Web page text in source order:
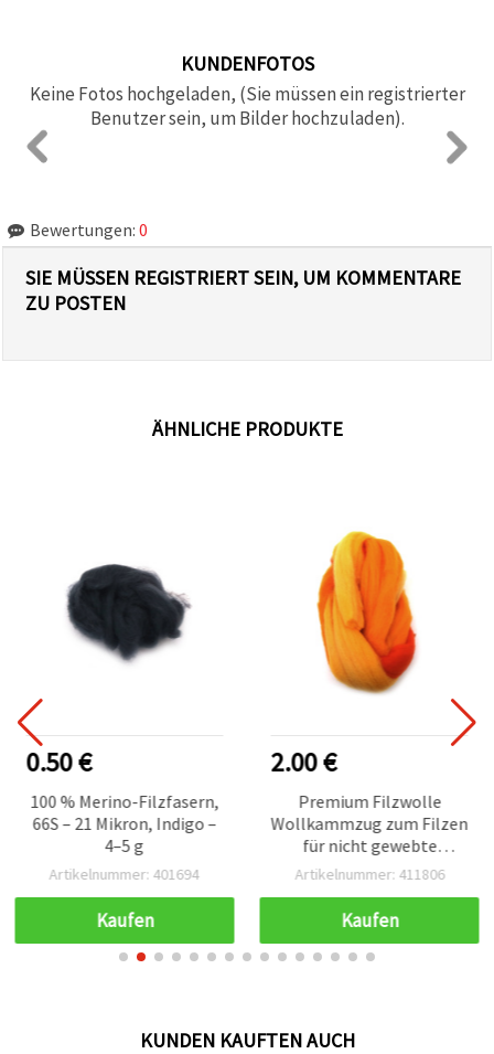
KUNDENFOTOS
Keine Fotos hochgeladen, (Sie müssen ein registrierter
Benutzer sein, um Bilder hochzuladen).
Bewertungen: 0
SIE MÜSSEN REGISTRIERT SEIN, UM KOMMENTARE
ZU POSTEN
ÄHNLICHE PRODUKTE
0.50 €
100 % Merino-Filzfasern,
66S – 21 Mikron, Indigo –
4–5 g
Artikelnummer: 401694
Kaufen
2.00 €
Premium Filzwolle
Wollkammzug zum Filzen
für nicht gewebte
Textilien, Gelbtöne – 50 g
Artikelnummer: 411806
Kaufen
KUNDEN KAUFTEN AUCH